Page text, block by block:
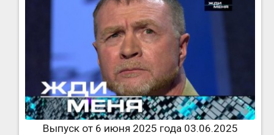
Выпуск от 6 июня 2025 года 03.06.2025